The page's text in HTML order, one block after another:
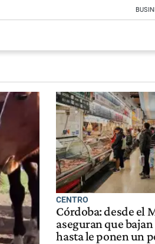
CENTRO
Córdoba: desde el
aseguran que
hasta le ponen un